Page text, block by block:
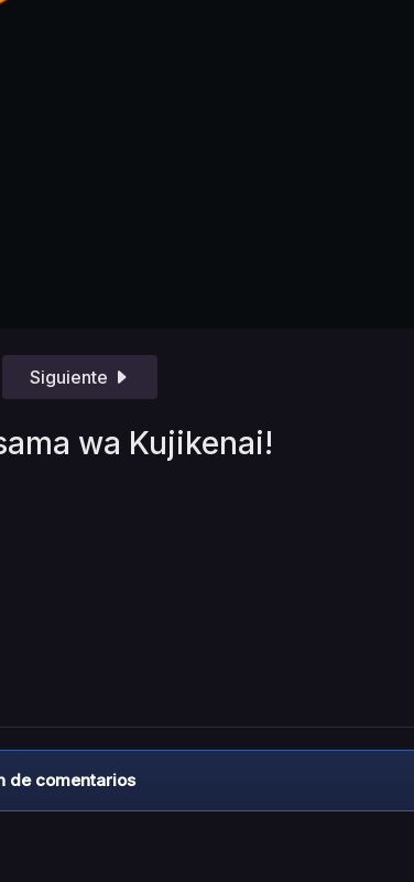
Siguiente
wa Kujikenai!
de comentarios